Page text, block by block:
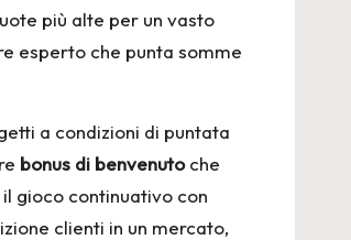
più alte per un vasto
esperto che punta somme
a condizioni di puntata
bonus di benvenutoche
gioco continuativo con
clienti in un mercato,